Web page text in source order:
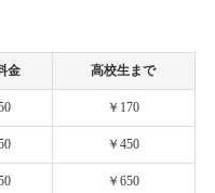
らせ
ンジャンルサーキットへ移
表のお知らせ
金 高校生まで
￥170
￥450
￥650